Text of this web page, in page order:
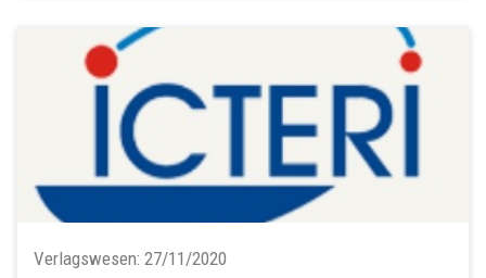
Verlagswesen: 27/11/2020